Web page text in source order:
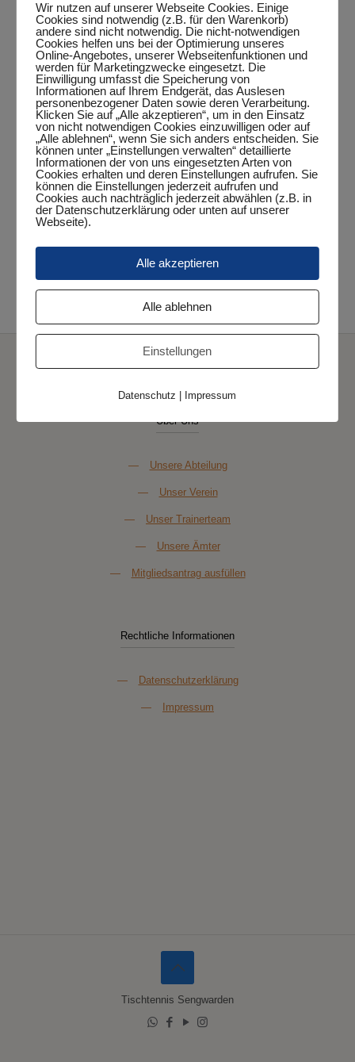
Zum Kalender hinzufügen
DETAILS
Datum:
Dezember 8, 2023
Zeit:
20:00 Uhr - 23:00 Uhr
Veranstaltungskategorie:
Punktspiel
Heidmühler FC – 2. Jungen 19 3. Herren – Vareler TB II
Über Uns
— Unsere Abteilung
— Unser Verein
— Unser Trainerteam
— Unsere Ämter
— Mitgliedsantrag ausfüllen
Rechtliche Informationen
— Datenschutzerklärung
— Impressum
Tischtennis Sengwarden
Wir nutzen auf unserer Webseite Cookies. Einige
Cookies sind notwendig (z.B. für den Warenkorb)
andere sind nicht notwendig. Die nicht-notwendigen
Cookies helfen uns bei der Optimierung unseres
Online-Angebotes, unserer Webseitenfunktionen und
werden für Marketingzwecke eingesetzt. Die
Einwilligung umfasst die Speicherung von
Informationen auf Ihrem Endgerät, das Auslesen
personenbezogener Daten sowie deren Verarbeitung.
Klicken Sie auf „Alle akzeptieren“, um in den Einsatz
von nicht notwendigen Cookies einzuwilligen oder auf
„Alle ablehnen“, wenn Sie sich anders entscheiden. Sie
können unter „Einstellungen verwalten“ detaillierte
Informationen der von uns eingesetzten Arten von
Cookies erhalten und deren Einstellungen aufrufen. Sie
können die Einstellungen jederzeit aufrufen und
Cookies auch nachträglich jederzeit abwählen (z.B. in
der Datenschutzerklärung oder unten auf unserer
Webseite).
Alle akzeptieren
Alle ablehnen
Einstellungen
Datenschutz Impressum